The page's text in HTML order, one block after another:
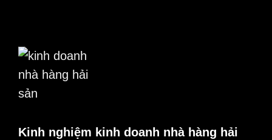
Kinh nghiệm kinh doanh nhà hàng hải